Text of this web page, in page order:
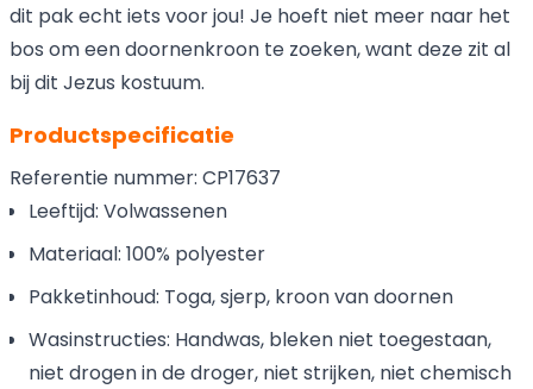
dit pak echt iets voor jou! Je hoeft niet meer naar het
bos om een doornenkroon te zoeken, want deze zit al
bij dit Jezus kostuum.
Productspecificatie
Referentie nummer: CP17637
Leeftijd: Volwassenen
Materiaal: 100% polyester
Pakketinhoud: Toga, sjerp, kroon van doornen
Wasinstructies: Handwas, bleken niet toegestaan,
niet drogen in de droger, niet strijken, niet chemisch